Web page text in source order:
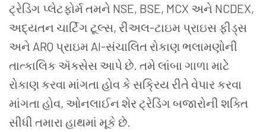
ટ્રેડિંગ પ્લેટફોર્મ તમને NSE, BSE, MCX અને NCDEX,
અદ્યતન ચાર્ટિંગ ટૂલ્સ, રીઅલ-ટાઇમ પ્રાઇસ ફીડ્સ
અને ARQ પ્રાઇમ AI-સંચાલિત રોકાણ ભલામણોની
તાત્કાલિક ઍક્સેસ આપે છે. તમે લાંબા ગાળા માટે
રોકાણ કરવા માંગતા હોવ કે સક્રિય રીતે વેપાર કરવા
માંગતા હોવ, ઓનલાઈન શેર ટ્રેડિંગ બજારોની શક્તિ
સીધી તમારા હાથમાં મૂકે છે.